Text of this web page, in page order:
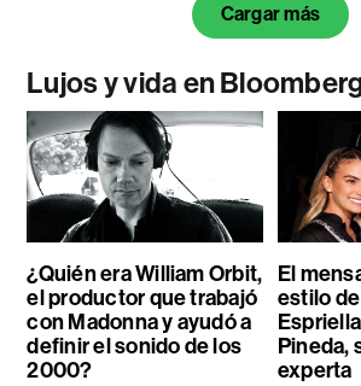
Cargar más
Lujos y vida en
¿Quién era William Orbit,
el productor que trabajó
con Madonna y ayudó a
definir el sonido de los
2000?
El
estilo
Pineda,
experta